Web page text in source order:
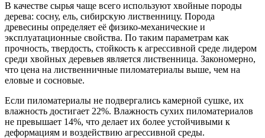
В качестве сырья чаще всего используют хвойные породы
дерева: сосну, ель, сибирскую лиственницу. Порода
древесины определяет её физико-механические и
эксплуатационные свойства. По таким параметрам как
прочность, твердость, стойкость к агрессивной среде лидером
среди хвойных деревьев является лиственница. Закономерно,
что цена на лиственничные пиломатериалы выше, чем на
еловые и сосновые.
Если пиломатериалы не подвергались камерной сушке, их
влажность достигает 22%. Влажность сухих пиломатериалов
не превышает 14%, что делает их более устойчивыми к
деформациям и воздействию агрессивной среды.